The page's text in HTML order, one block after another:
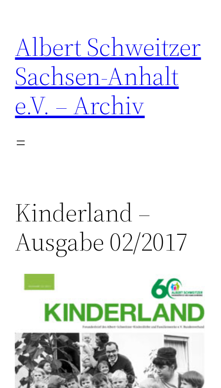
springen
Albert Schweitzer
Sachsen-Anhalt
e.V. – Archiv
Kinderland –
Ausgabe 02/2017